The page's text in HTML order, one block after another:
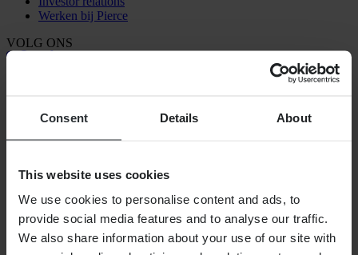
Consent Details About
This website uses cookies
We use cookies to personalise content and ads, to
provide social media features and to analyse our traffic.
We also share information about your use of our site with
Werken bij Pierce
VOLG ONS